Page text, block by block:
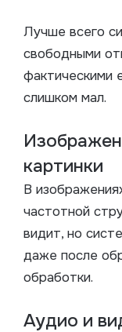
Лучше всего
свободными
фактическими
слишком мал.
картинки
В
частотной
видит, но
даже после
обработки.
Аудио и